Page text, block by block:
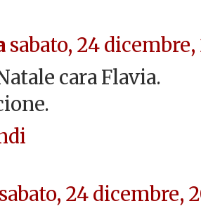
sabato, 24 dicembre,
cara Flavia.
sabato, 24 dicembre,